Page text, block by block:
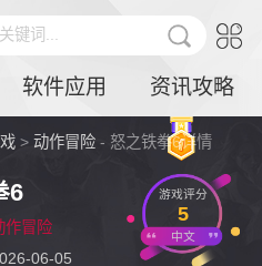
键词...
软件应用 资讯攻略
>动作冒险 - 怒之铁拳6详情
6
作冒险
06-05
游戏评分
5
中文